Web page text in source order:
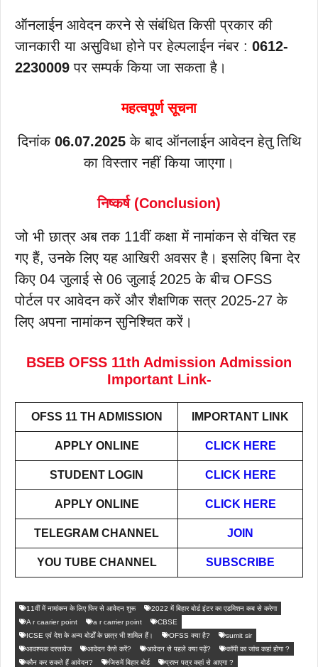
ऑनलाईन आवेदन करने से संबंधित किसी प्रकार की
जानकारी या असुविधा होने पर हेल्पलाईन नंबर : 0612-
2230009 पर सम्पर्क किया जा सकता है।
महत्वपूर्ण सूचना
दिनांक 06.07.2025के बाद ऑनलाईन आवेदन हेतु तिथि
का विस्तार नहीं किया जाएगा।
निष्कर्ष (Conclusion)
जो भी छात्र अब तक 11वीं कक्षा में नामांकन से वंचित रह
गए हैं, उनके लिए यह आखिरी अवसर है। इसलिए बिना देर
किए 04 जुलाई से 06 जुलाई 2025 के बीच OFSS
पोर्टल पर आवेदन करें और शैक्षणिक सत्र 2025-27 के
लिए अपना नामांकन सुनिश्चित करें।
BSEB OFSS 11th Admission Admission
Important Link-
OFSS 11 TH ADMISSION IMPORTANT LINK
APPLY ONLINE CLICK HERE
STUDENT LOGIN CLICK HERE
APPLY ONLINE CLICK HERE
TELEGRAM CHANNEL JOIN
YOU TUBE CHANNEL SUBSCRIBE
11वीं में नामांकन के लिए फिर से आवेदन शुरू
2022 में बिहार बोर्ड इंटर का एडमिशन कब से करेगा
A r caarier point
a r carrier point
CBSE
ICSE एवं देश के अन्य बोर्डों के छात्र भी शामिल हैं।
OFSS क्या है?
sumit sir
आवश्यक दस्तावेज
आवेदन कैसे करें? आवेदन से पहले क्या पढ़ें?
कॉपी का जांच कहां होगा ?
कौन कर सकते हैं आवेदन?
जिसमें बिहार बोर्ड
प्रश्न पत्र कहां से आएगा ?